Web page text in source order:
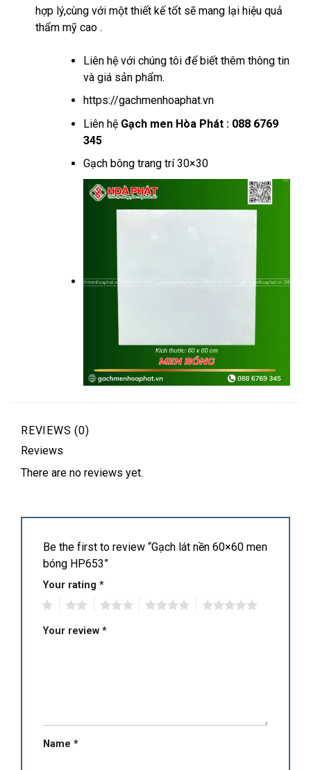
hợp lý,cùng với một thiết kế tốt sẽ mang lại hiệu quả
thẩm mỹ cao .
Liên hệ với chúng tôi để biết thêm thông tin
và giá sản phẩm.
https://gachmenhoaphat.vn
Liên hệGạch men Hòa Phát : 088 6769
345
Gạch bông trang trí 30×30
REVIEWS (0)
Reviews
There are no reviews yet.
Be the first to review “Gạch lát nền 60×60 men
bóng HP653”
Your rating *
Your review *
Name *